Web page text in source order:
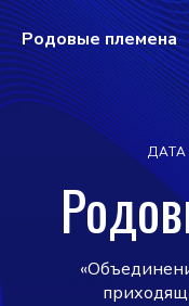
Родовые племена